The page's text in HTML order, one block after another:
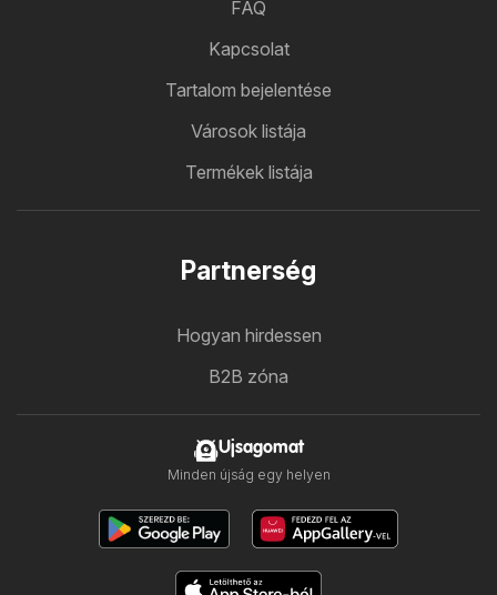
FAQ
Kapcsolat
Tartalom bejelentése
Városok listája
Termékek listája
Partnerség
Hogyan hirdessen
B2B zóna
Ujsagomat
Minden újság egy helyen